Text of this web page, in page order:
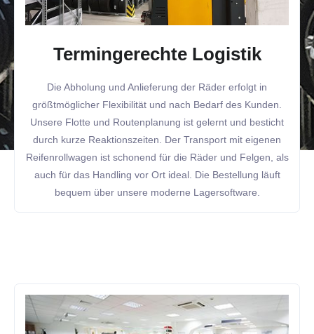
Termingerechte Logistik
Die Abholung und Anlieferung der Räder erfolgt in
größtmöglicher Flexibilität und nach Bedarf des Kunden.
Unsere Flotte und Routenplanung ist gelernt und besticht
durch kurze Reaktionszeiten. Der Transport mit eigenen
Reifenrollwagen ist schonend für die Räder und Felgen, als
auch für das Handling vor Ort ideal. Die Bestellung läuft
bequem über unsere moderne Lagersoftware.